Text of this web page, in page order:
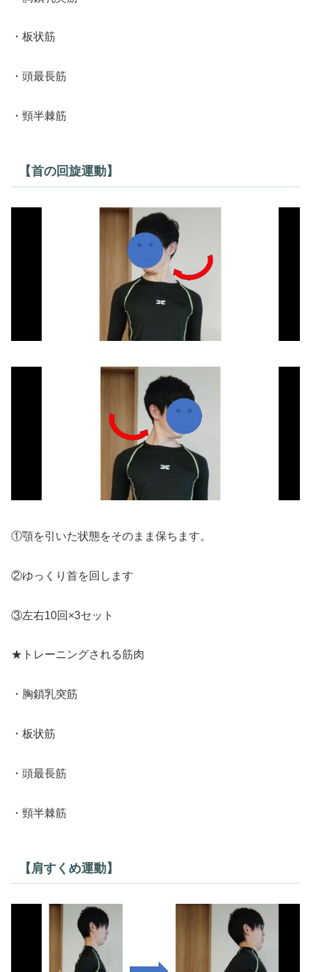
・板状筋
・頭最長筋
・頸半棘筋
【首の回旋運動】
①顎を引いた状態をそのまま保ちます。
②ゆっくり首を回します
③左右10回×3セット
★トレーニングされる筋肉
・胸鎖乳突筋
・板状筋
・頭最長筋
・頸半棘筋
【肩すくめ運動】